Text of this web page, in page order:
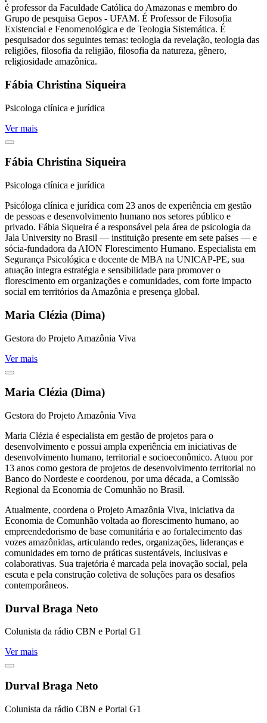
é professor da Faculdade Católica do Amazonas e membro do
Grupo de pesquisa Gepos - UFAM. É Professor de Filosofia
Existencial e Fenomenológica e de Teologia Sistemática. É
pesquisador dos seguintes temas: teologia da revelação, teologia das
religiões, filosofia da religião, filosofia da natureza, gênero,
religiosidade amazônica.
Fábia Christina Siqueira
Psicologa clínica e jurídica
Ver mais
Fábia Christina Siqueira
Psicologa clínica e jurídica
Psicóloga clínica e jurídica com 23 anos de experiência em gestão
de pessoas e desenvolvimento humano nos setores público e
privado. Fábia Siqueira é a responsável pela área de psicologia da
Jala University no Brasil — instituição presente em sete países — e
sócia-fundadora da AION Florescimento Humano. Especialista em
Segurança Psicológica e docente de MBA na UNICAP-PE, sua
atuação integra estratégia e sensibilidade para promover o
florescimento em organizações e comunidades, com forte impacto
social em territórios da Amazônia e presença global.
Maria Clézia (Dima)
Gestora do Projeto Amazônia Viva
Ver mais
Maria Clézia (Dima)
Gestora do Projeto Amazônia Viva
Maria Clézia é especialista em gestão de projetos para o
desenvolvimento e possui ampla experiência em iniciativas de
desenvolvimento humano, territorial e socioeconômico. Atuou por
13 anos como gestora de projetos de desenvolvimento territorial no
Banco do Nordeste e coordenou, por uma década, a Comissão
Regional da Economia de Comunhão no Brasil.
Atualmente, coordena o Projeto Amazônia Viva, iniciativa da
Economia de Comunhão voltada ao florescimento humano, ao
empreendedorismo de base comunitária e ao fortalecimento das
vozes amazônidas, articulando redes, organizações, lideranças e
comunidades em torno de práticas sustentáveis, inclusivas e
colaborativas. Sua trajetória é marcada pela inovação social, pela
escuta e pela construção coletiva de soluções para os desafios
contemporâneos.
Durval Braga Neto
Colunista da rádio CBN e Portal G1
Ver mais
Durval Braga Neto
Colunista da rádio CBN e Portal G1